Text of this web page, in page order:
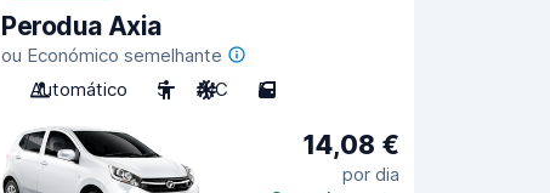
Perodua Axia
ou Económico semelhante
Automático
5 A/C 5
14,08 €
por dia